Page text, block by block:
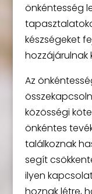
önkéntesség
készségeket
hozzájárulnak
Az
közösségi
önkéntes
találkoznak
segít
ilyen